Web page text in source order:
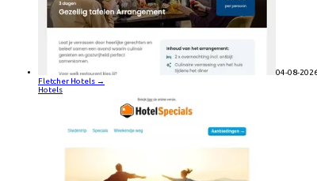
04-08-
Fletcher Hotels →
Hotels